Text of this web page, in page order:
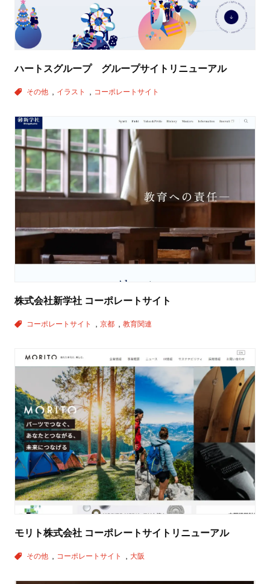
ハートスグループ グループサイトリニューアル
その他 イラスト コーポレートサイト
株式会社新学社 コーポレートサイト
コーポレートサイト 京都 教育関連
モリト株式会社 コーポレートサイトリニューアル
その他 コーポレートサイト 大阪